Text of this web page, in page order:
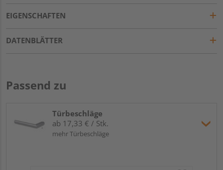
EIGENSCHAFTEN
DATENBLÄTTER
Passend zu
Türbeschläge
ab 17,33 € / Stk.
mehr Türbeschläge